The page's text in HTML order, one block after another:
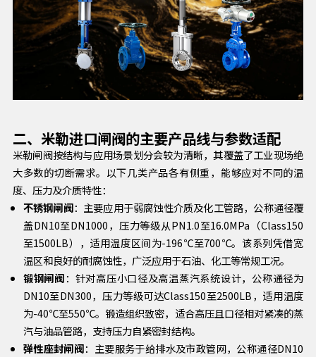
二、米勒进口闸阀的主要产品线与参数适配
米勒闸阀按结构与应用场景划分会较为清晰，其覆盖了工业现场绝
大多数的切断需求。以下几类产品各有侧重，能够应对不同的温
度、压力及介质特性：
不锈钢闸阀：主要应用于弱腐蚀性介质及化工管路，公称通径覆
盖DN10至DN1000，压力等级从PN1.0至16.0MPa（Class150
至1500LB），适用温度区间为-196℃至700℃。该系列凭借宽
温区和良好的耐腐蚀性，广泛应用于石油、化工等常规工况。
锻钢闸阀：针对高压小口径及高温蒸汽系统设计，公称通径为
DN10至DN300，压力等级可达Class150至2500LB，适用温度
为-40℃至550℃。锻造组织致密，适合高压且口径相对紧凑的蒸
汽与油品管路，支持压力自紧密封结构。
弹性座封闸阀：主要服务于给排水及市政管网，公称通径DN10